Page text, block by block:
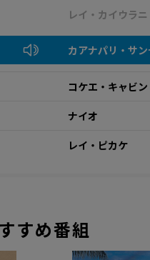
レイ・カイウラニ
カアナパリ・サ
コケエ・キャビ
ナイオ
レイ・ピカケ
すめ番組